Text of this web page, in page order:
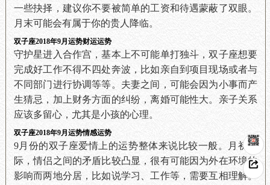
一些抉择，建议你不要被简单的工资和待遇蒙蔽了双眼。
月末可能会有属于你的贵人降临。
双子座2018年9月运势财运运势
守护星进入合作宫，基本上不可能单打独斗，双子座想要
完成好工作不得不四处奔波，比如亲自到项目现场或者与
不同部门进行协调等等。夫妻之间，可能会因为小事而产
生猜忌，加上财务方面的纠纷，离婚可能性大。亲子关系
应该多留心，尤其是小孩的心理。
双子座2018年9月运势情感运势
9月份的双子座爱情上的运势整体来说比较一般。月初之
际，情侣之间的矛盾比较凸显，很有可能因为外在环境的
影响而两地分居，比如说学习、工作等，需要互相理解。